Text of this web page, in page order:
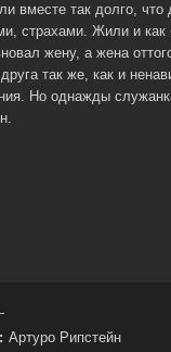
вместе так долго, что
страхами. Жили и как
жену, а жена
так же, как и
Но однажды
Артуро Рипстейн